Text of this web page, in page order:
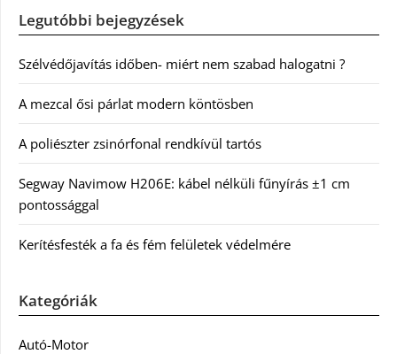
Legutóbbi bejegyzések
Szélvédőjavítás időben- miért nem szabad halogatni ?
A mezcal ősi párlat modern köntösben
A poliészter zsinórfonal rendkívül tartós
Segway Navimow H206E: kábel nélküli fűnyírás ±1 cm
pontossággal
Kerítésfesték a fa és fém felületek védelmére
Kategóriák
Autó-Motor